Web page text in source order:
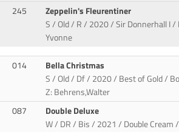
245
Zeppelin's Fleurentiner
S / Old / R / 2020 / Sir Donnerhall I /
Yvonne
014
Bella Christmas
S / Old / Df / 2020 / Best of Gold /
Z: Behrens,Walter
087
Double Deluxe
W / DR / Bis / 2021 / Double Cream